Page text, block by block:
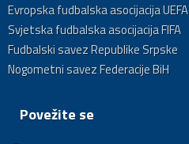
Evropska fudbalska asocijacija UEFA
Svjetska fudbalska asocijacija FIFA
Fudbalski savez Republike Srpske
Nogometni savez Federacije BiH
Povežite se